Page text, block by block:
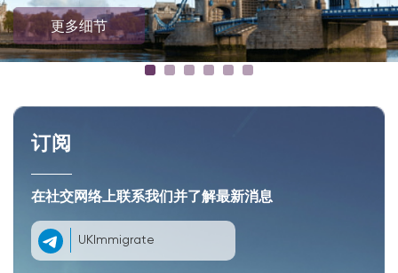
更多细节
订阅
在社交网络上联系我们并了解最新消息
UKImmigrate